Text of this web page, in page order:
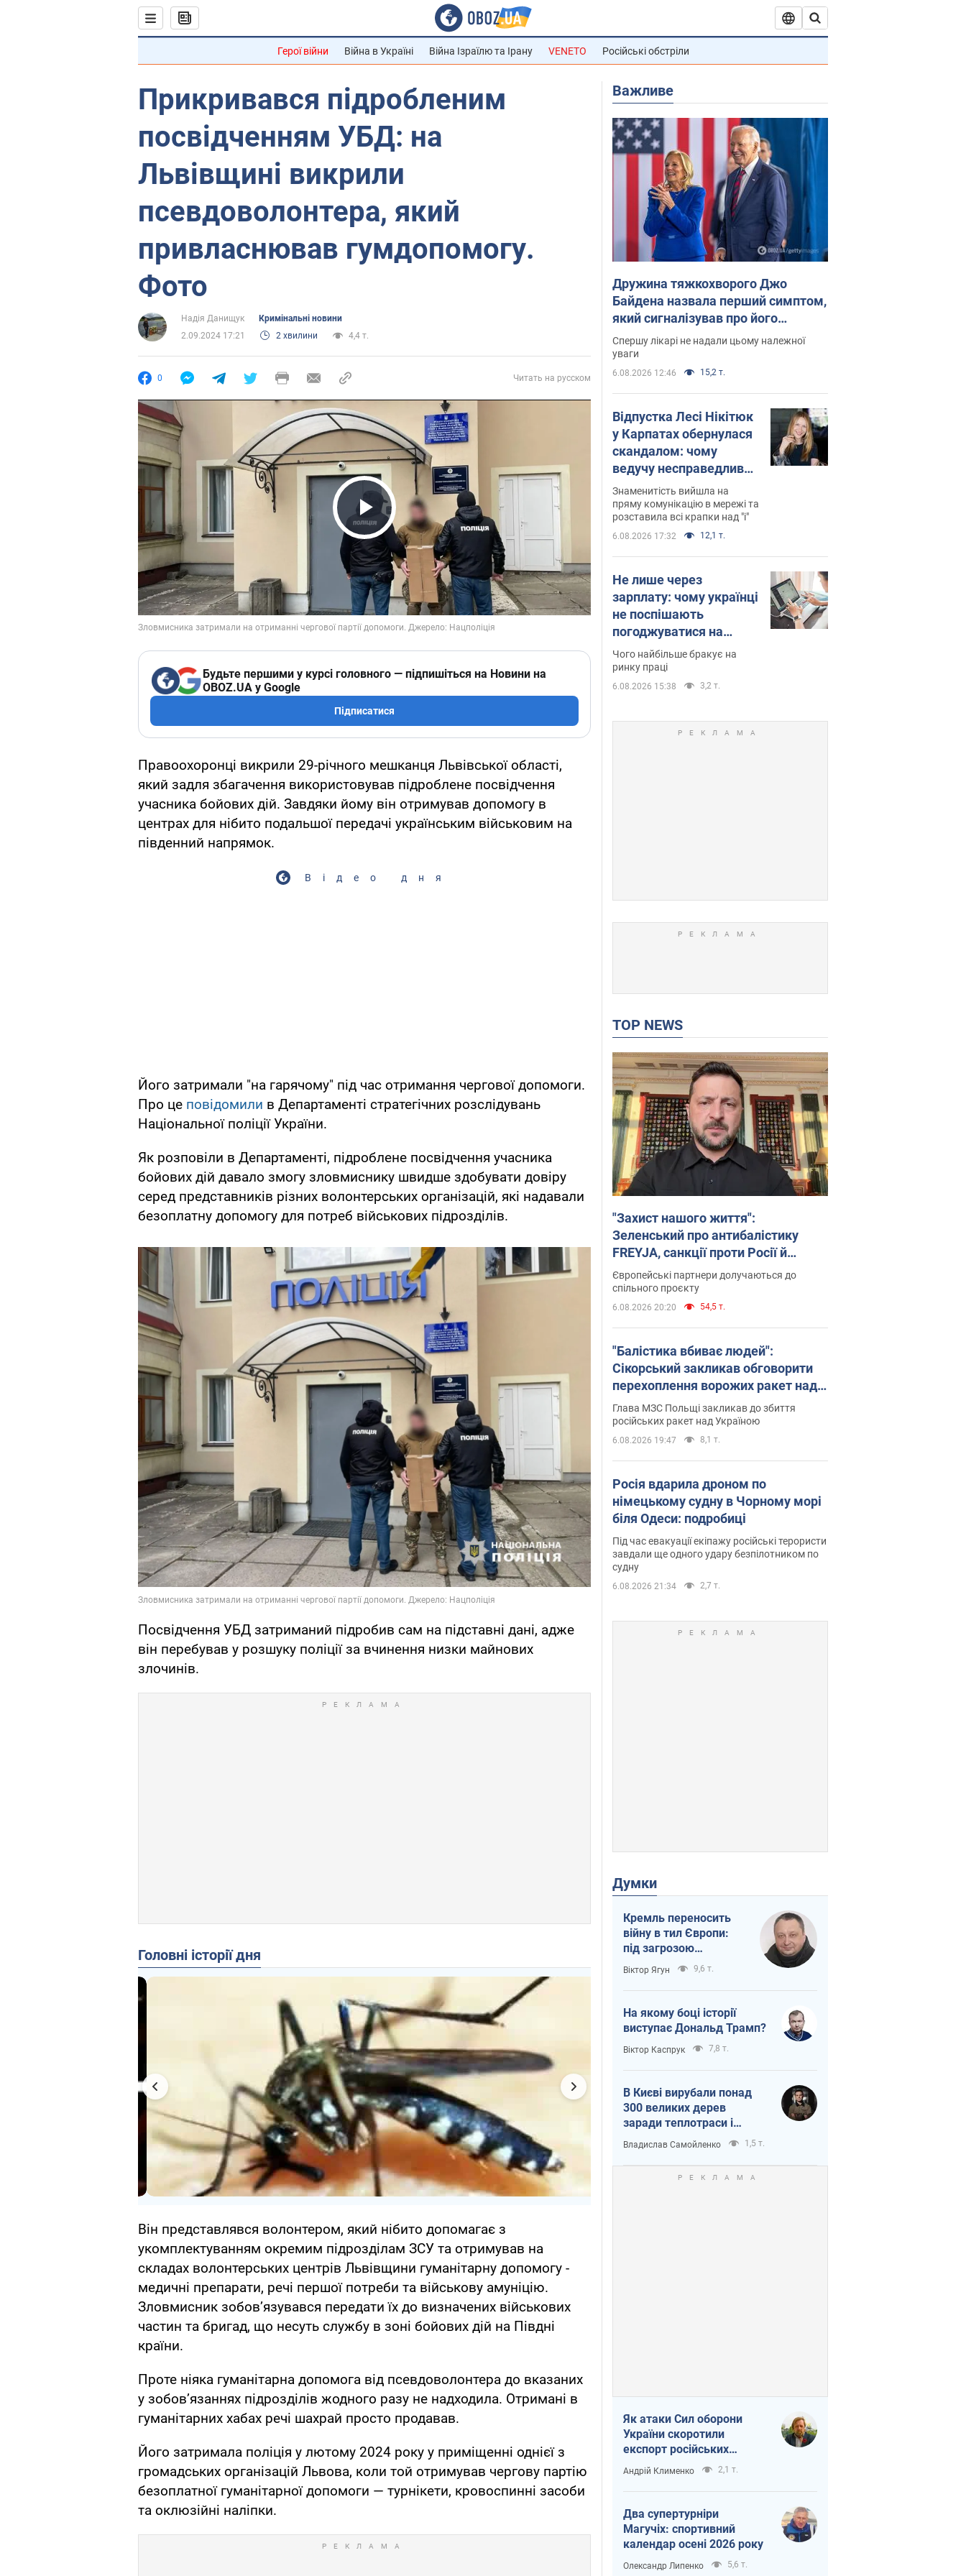
Герої війни Війна в Україні Війна Ізраїлю та Ірану VENETO Російські обстріли
Прикривався підробленим
посвідченням УБД: на
Львівщині викрили
псевдоволонтера, який
привласнював гумдопомогу.
Фото
Надія Данищук
Кримінальні новини
2.09.2024 17:21
2 хвилини 4,4 т.
0 Читать на русском
Play Video
Будьте першими у курсі головного — підпишіться на Новини на
OBOZ.UA у Google
Підписатися
Правоохоронці викрили 29-річного мешканця Львівської області,
який задля збагачення використовував підроблене посвідчення
учасника бойових дій. Завдяки йому він отримував допомогу в
центрах для нібито подальшої передачі українським військовим на
південний напрямок.
Відео дня
Його затримали "на гарячому" під час отримання чергової допомоги.
Про це повідомили в Департаменті стратегічних розслідувань
Національної поліції України.
Як розповіли в Департаменті, підроблене посвідчення учасника
бойових дій давало змогу зловмиснику швидше здобувати довіру
серед представників різних волонтерських організацій, які надавали
безоплатну допомогу для потреб військових підрозділів.
Посвідчення УБД затриманий підробив сам на підставні дані, адже
він перебував у розшуку поліції за вчинення низки майнових
злочинів.
Головні історії дня
Він представлявся волонтером, який нібито допомагає з
укомплектуванням окремим підрозділам ЗСУ та отримував на
складах волонтерських центрів Львівщини гуманітарну допомогу -
медичні препарати, речі першої потреби та військову амуніцію.
Зловмисник зобовʼязувався передати їх до визначених військових
частин та бригад, що несуть службу в зоні бойових дій на Півдні
країни.
Проте ніяка гуманітарна допомога від псевдоволонтера до вказаних
у зобовʼязаннях підрозділів жодного разу не надходила. Отримані в
гуманітарних хабах речі шахрай просто продавав.
Його затримала поліція у лютому 2024 року у приміщенні однієї з
громадських організацій Львова, коли той отримував чергову партію
безоплатної гуманітарної допомоги — турнікети, кровоспинні засоби
та оклюзійні наліпки.
Важливе
Дружина тяжкохворого Джо
Байдена назвала перший симптом,
який сигналізував про його
"агресивний" рак
Спершу лікарі не надали цьому належної
уваги
6.08.2026 12:46 15,2 т.
Відпустка Лесі Нікітюк
у Карпатах обернулася
скандалом: чому
ведучу несправедливо
захейтили
Знаменитість вийшла на
пряму комунікацію в мережі та
розставила всі крапки над "і"
6.08.2026 17:32 12,1 т.
Не лише через
зарплату: чому українці
не поспішають
погоджуватися на
вакансії
Чого найбільше бракує на
ринку праці
6.08.2026 15:38 3,2 т.
TOP NEWS
"Захист нашого життя":
Зеленський про антибалістику
FREYJA, санкції проти Росії й
підтримку аграріїв. Відео
Європейські партнери долучаються до
спільного проєкту
6.08.2026 20:20 54,5 т.
"Балістика вбиває людей":
Сікорський закликав обговорити
перехоплення ворожих ракет над
Україною
Глава МЗС Польщі закликав до збиття
російських ракет над Україною
6.08.2026 19:47 8,1 т.
Росія вдарила дроном по
німецькому судну в Чорному морі
біля Одеси: подробиці
Під час евакуації екіпажу російські терористи
завдали ще одного удару безпілотником по
судну
6.08.2026 21:34 2,7 т.
Думки
Кремль переносить
війну в тил Європи:
під загрозою
критична логістика
Віктор Ягун 9,6 т.
На якому боці історії
виступає Дональд Трамп?
Віктор Каспрук 7,8 т.
В Києві вирубали понад
300 великих дерев
заради теплотраси і
всупереч Генплану
Владислав Самойленко 1,5 т.
Як атаки Сил оборони
України скоротили
експорт російських
нафтопродуктів
Андрій Клименко 2,1 т.
Два супертурніри
Магучіх: спортивний
календар осені 2026 року
Олександр Липенко 5,6 т.